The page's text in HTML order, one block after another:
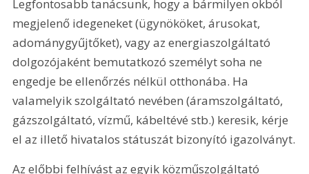
Legfontosabb tanácsunk, hogy a bármilyen okból
megjelenő idegeneket (ügynököket, árusokat,
adománygyűjtőket), vagy az energiaszolgáltató
dolgozójaként bemutatkozó személyt soha ne
engedje be ellenőrzés nélkül otthonába. Ha
valamelyik szolgáltató nevében (áramszolgáltató,
gázszolgáltató, vízmű, kábeltévé stb.) keresik, kérje
el az illető hivatalos státuszát bizonyító igazolványt.
Az előbbi felhívást az egyik közműszolgáltató